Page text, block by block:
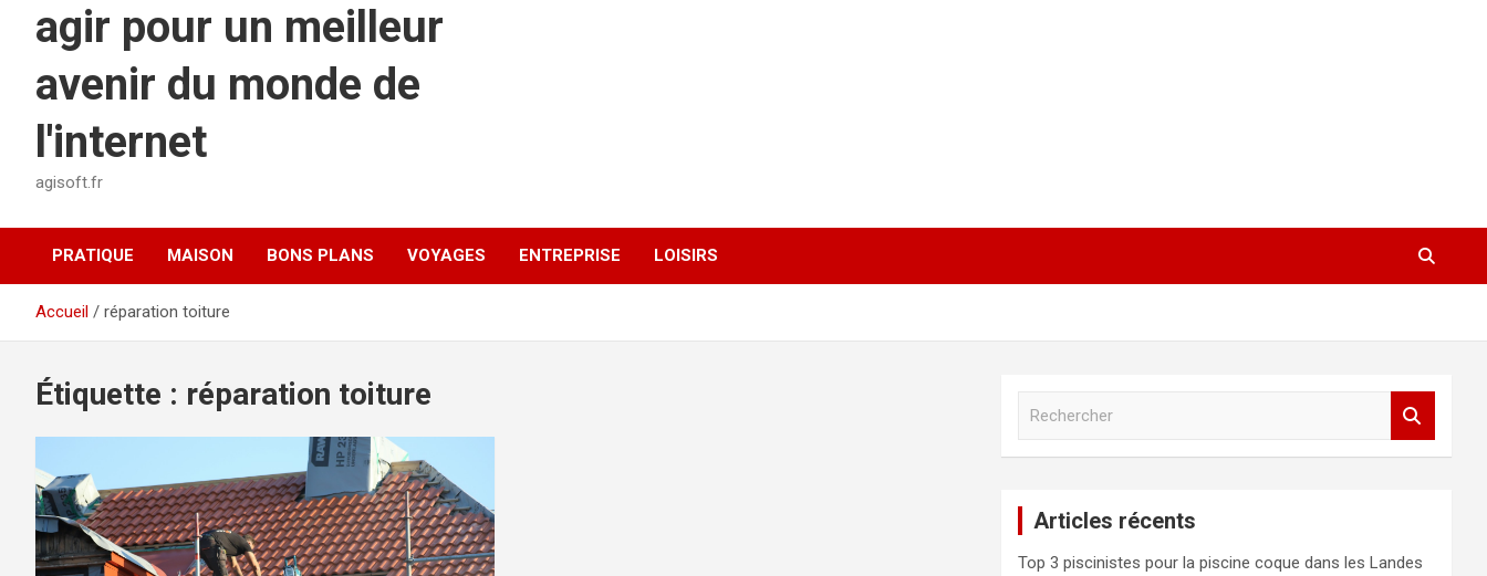
agir pour un meilleur
avenir du monde de
l'internet
agisoft.fr
PRATIQUE MAISON BONS PLANS VOYAGES ENTREPRISE LOISIRS
Accueil réparation toiture
Étiquette : réparation toiture
c
h
Articles récents
Top 3 piscinistes pour la piscine coque dans les Landes